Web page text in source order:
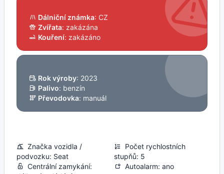
Dálniční známka: CZ
Zvířata: zakázána
Kouření: zakázáno
Rok výroby: 2023
Palivo: benzín
Převodovka: manuál
Značka vozidla /
podvozku: Seat
Počet rychlostních
stupňů: 5
Centrální zamykání:
Autoalarm: ano